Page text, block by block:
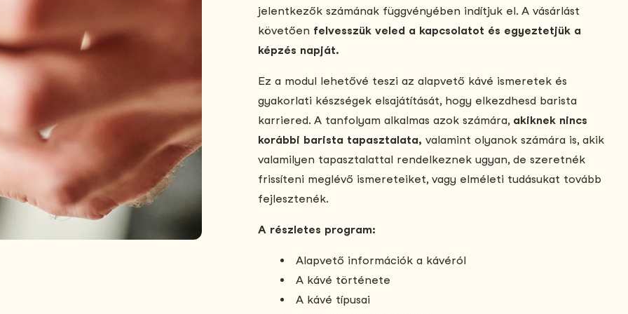
jelentkezők számának függvényében indítjuk el. A vásárlást
követően felvesszük veled a kapcsolatot és egyeztetjük a
képzés napját.
Ez a modul lehetővé teszi az alapvető kávé ismeretek és
gyakorlati készségek elsajátítását, hogy elkezdhesd barista
karriered. A tanfolyam alkalmas azok számára, akiknek nincs
korábbi barista tapasztalata, valamint olyanok számára is, akik
valamilyen tapasztalattal rendelkeznek ugyan, de szeretnék
frissíteni meglévő ismereteiket, vagy elméleti tudásukat tovább
fejlesztenék.
A részletes program:
Alapvető információk a kávéról
A kávé története
A kávé típusai